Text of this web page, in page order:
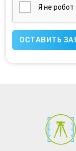
Я нe poбoт